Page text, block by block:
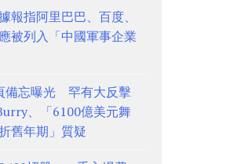
報指阿里巴巴、百度、
被列入「中國軍事企業
備忘曝光 罕有大反擊
、「6100億美元舞
舊年期」質疑